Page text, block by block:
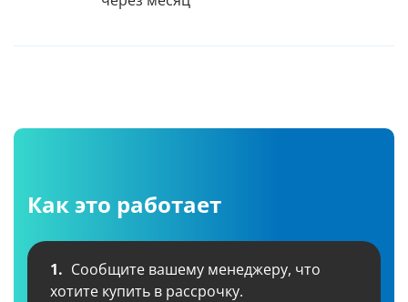
Как это работает
1. Сообщите вашему менеджеру, что
хотите купить в рассрочку.